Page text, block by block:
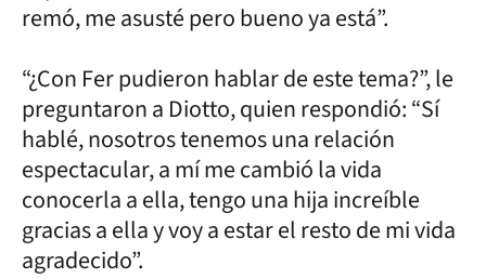
remó, me asusté pero bueno ya está”.
“¿Con Fer pudieron hablar de este tema?”, le
preguntaron a Diotto, quien respondió: “Sí
hablé, nosotros tenemos una relación
espectacular, a mí me cambió la vida
conocerla a ella, tengo una hija increíble
gracias a ella y voy a estar el resto de mi vida
agradecido”.